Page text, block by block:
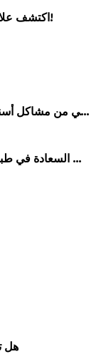
اكتشف علامات هشاشة العظام واحم نفسك من الكسور!
هل تعاني من مشاكل أسنان طفلك؟ إليك مفاتيح الحفاظ على ابتسامته!
هل السعادة في طبقك؟ اكتشف علاقة التغذية بهرمونات السعادة!
هل